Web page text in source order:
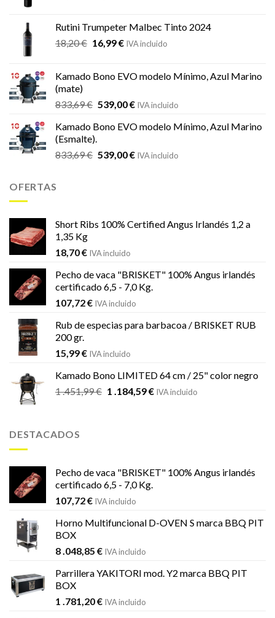
era:
21,66 €.
es:
19,19 €.
Rutini Trumpeter Malbec Tinto 2024
18,20€ El
era:
16,99€El
es:
IVA incluido
Kamado Bono EVO modelo Mínimo, Azul Marino
(mate)
833,69€ El
original
era:
833,69 €.
539,00€El
actual
539,00 €.
IVA incluido
Kamado Bono EVO modelo Mínimo, Azul Marino
(Esmalte).
833,69€ El
539,00€ElIVA incluido
OFERTAS
Short Ribs 100% Certified Angus Irlandés 1,2 a
1,35 Kg
18,70€ IVA incluido
Pecho de vaca "BRISKET" 100% Angus irlandés
certificado 6,5 - 7,0 Kg.
107,72€ IVA incluido
Rub de especias para barbacoa / BRISKET RUB
200 gr.
15,99€ IVA incluido
Kamado Bono LIMITED 64 cm / 25" color negro
1 .451,99€ El
1 .184,59€ElIVA incluido
DESTACADOS
Pecho de vaca "BRISKET" 100% Angus irlandés
certificado 6,5 - 7,0 Kg.
107,72€ IVA incluido
Horno Multifuncional D-OVEN S marca BBQ PIT
BOX
8 .048,85 € IVA incluido
Parrillera YAKITORI mod. Y2 marca BBQ PIT
BOX
1 .781,20€ IVA incluido